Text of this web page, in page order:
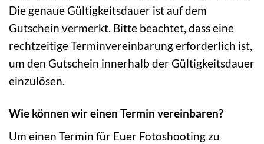
Die genaue Gültigkeitsdauer ist auf dem
Gutschein vermerkt. Bitte beachtet, dass eine
rechtzeitige Terminvereinbarung erforderlich ist,
um den Gutschein innerhalb der Gültigkeitsdauer
einzulösen.
Wie können wir einen Termin vereinbaren?
Um einen Termin für Euer Fotoshooting zu